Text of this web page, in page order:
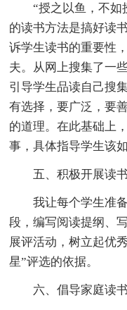
“授之以鱼，不如
的读书方法是搞好读
诉学生读书的重要性
夫。从网上搜集了一
引导学生品读自己搜
有选择，要广泛，要
的道理。在此基础上
事，具体指导学生该
五、积极开展读
我让每个学生准
段，编写阅读提纲、
展评活动，树立起优
星”评选的依据。
六、倡导家庭读